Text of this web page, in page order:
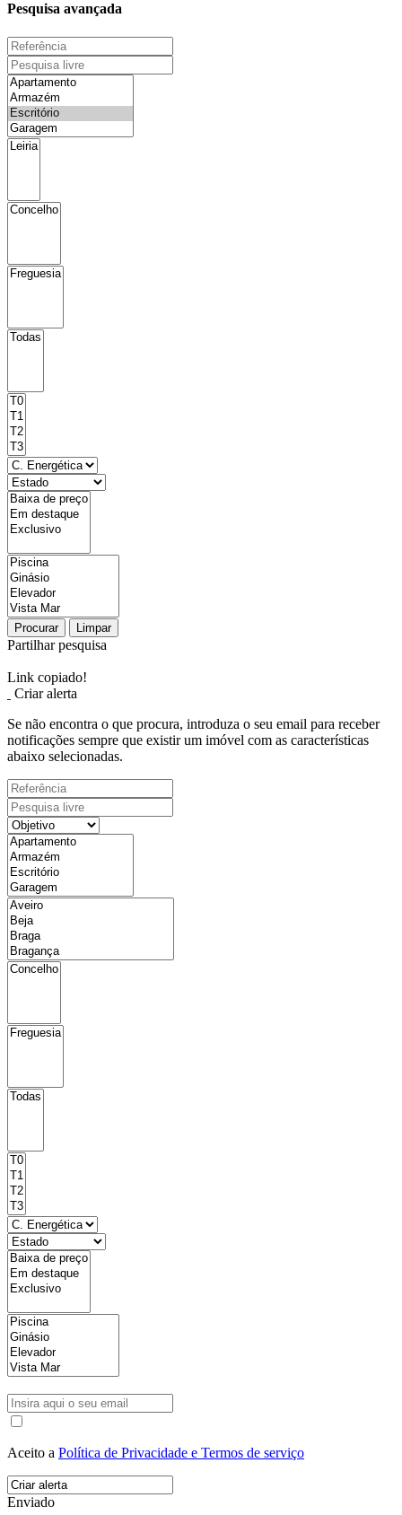
Pesquisa avançada
Procurar Limpar
Partilhar pesquisa
Link copiado!
Criar alerta
Se não encontra o que procura, introduza o seu email para receber
notificações sempre que existir um imóvel com as características
abaixo selecionadas.
Aceito a Política de Privacidade e Termos de serviço
Enviado